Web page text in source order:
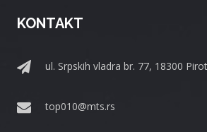
KONTAKT
ul. Srpskih vladra br. 77, 18300
top010@mts.rs